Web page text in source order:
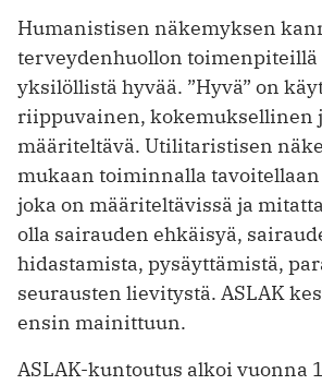
Humanistisen näkemyksen
terveydenhuollon toimenpiteillä
yksilöllistä hyvää. ”Hyvä” on
riippuvainen, kokemuksellinen
määriteltävä. ­Uti­litaristisen
mukaan toiminnalla tavoitellaan
joka on määriteltävissä ja
olla sairauden ehkäisyä,
hidastamista, pysäyttämistä,
seurausten lievitystä. ASLAK
ensin mainittuun.
ASLAK-kuntoutus alkoi vuonna